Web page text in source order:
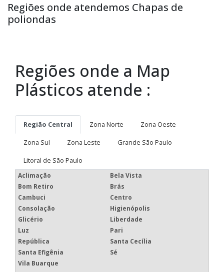
Regiões onde atendemos Chapas de
poliondas
Regiões onde a Map
Plásticos atende :
Região Central Zona Norte
Zona Oeste
Zona Sul
Zona Leste
Grande São Paulo
Litoral de São Paulo
Aclimação
Bela Vista
Bom Retiro
Brás
Cambuci
Centro
Consolação
Higienópolis
Glicério
Liberdade
Luz
Pari
República
Santa Cecília
Santa Efigênia
Sé
Vila Buarque